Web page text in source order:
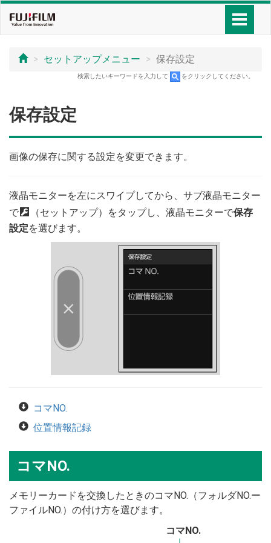
セットアップメニュー 保存設定
検索したいキーワードを入力して をクリックしてください。
保存設定
画像の保存に関する設定を変更できます。
液晶モニターを左にスワイプしてから、サブ液晶モニター
で D （セットアップ）をタップし、液晶モニターで保存
設定を選びます。
コマNO.
位置情報記録
コマNO.
メモリーカードを交換したときのコマNO.（フォルダNO.ー
ファイルNO.）の付け方を選びます。
コマNO.